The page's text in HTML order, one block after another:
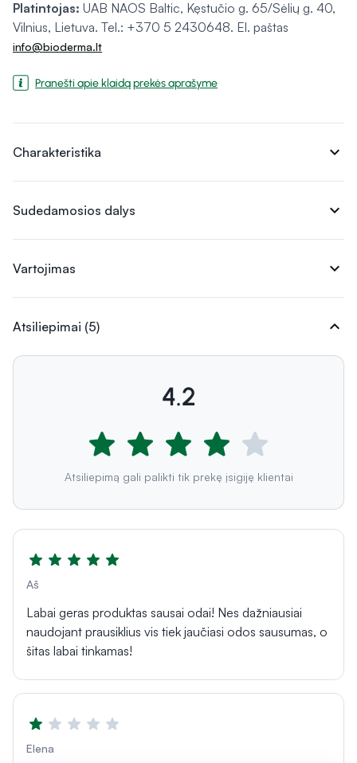
Platintojas: UAB NAOS Baltic, Kęstučio g. 65/Sėlių g. 40,
Vilnius, Lietuva. Tel.: +370 5 2430648. El. paštas
info@bioderma.lt
Pranešti apie klaidą prekės aprašyme
Charakteristika expand_more
Sudedamosios dalys expand_more
Vartojimas expand_more
Atsiliepimai (5) expand_more
4.2
Atsiliepimą gali palikti tik prekę įsigiję klientai
Aš
Labai geras produktas sausai odai! Nes dažniausiai
naudojant prausiklius vis tiek jaučiasi odos sausumas, o
šitas labai tinkamas!
Elena